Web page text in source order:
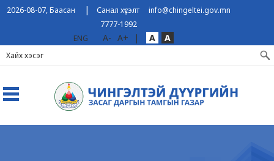
2026-08-07, Баасан |Санал хүсэлт
info@chingeltei.gov.mn
7777-1992
ENG
A- A+ | A A